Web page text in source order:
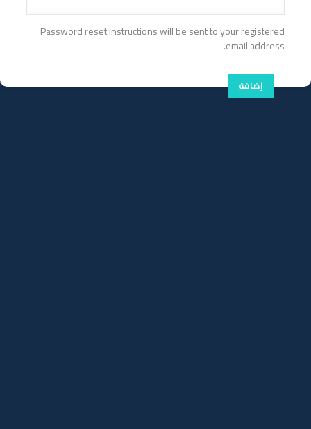
Password reset instructions will be sent to your registered
email address.